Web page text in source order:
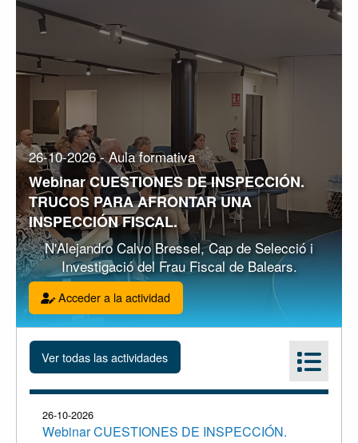
26-10-2026 - Aula formativa
Webinar CUESTIONES DE INSPECCIÓN.
TRUCOS PARA AFRONTAR UNA
INSPECCIÓN FISCAL.
N'Alejandro Calvo Bressel, Cap de Selecció i
Investigació del Frau Fiscal de Balears.
Acceder a la actividad
26-10-2026
Webinar CUESTIONES DE INSPECCIÓN.